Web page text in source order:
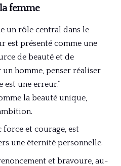
femme
un rôle central dans le
est présenté comme une
de beauté et de
un homme, penser réaliser
est une erreur.”
la beauté unique,
force et courage, est
une éternité personnelle.
et bravoure, au-